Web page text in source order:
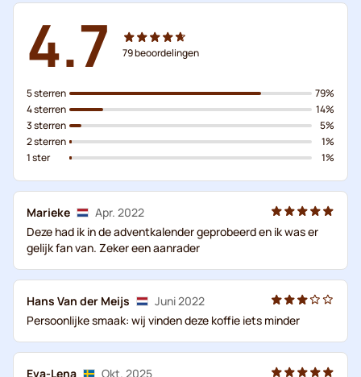
4.7 79beoordelingen
5 sterren
4 sterren
3 sterren
2 sterren
1 ster
79%
14%
5%
1%
1%
Marieke
Apr. 2022
Deze had ik in de adventkalender geprobeerd en ik was er
gelijk fan van. Zeker een aanrader
Hans Van der Meijs
Juni 2022
Persoonlijke smaak: wij vinden deze koffie iets minder
Eva-Lena
Okt. 2025